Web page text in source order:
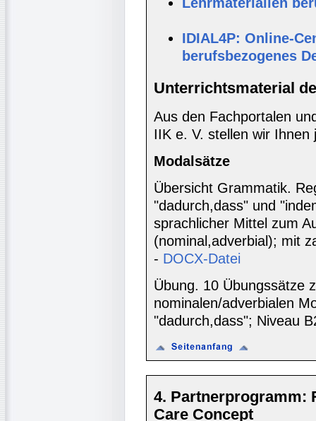
IDIAL4P: Online-
berufsbezogenes
Unterrichtsmaterial
Aus den Fachportalen
IIK e. V. stellen wir Ihnen
Modalsätze
Übersicht Grammatik.
"dadurch,dass" und
sprachlicher Mittel zum
(nominal,adverbial); mit
- DOCX-Datei
Übung. 10 Übungssätze
nominalen/adverbialen
"dadurch,dass"; Niveau
4. Partnerprogramm:
Care Concept